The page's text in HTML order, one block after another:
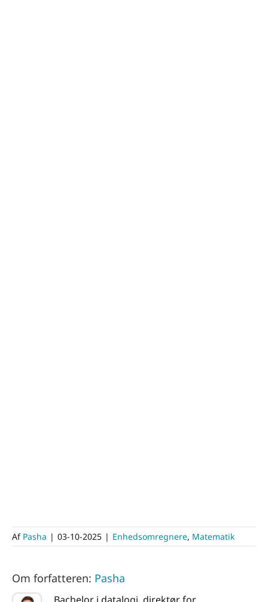
Af Pasha | 03-10-2025 | Enhedsomregnere, Matematik
Om forfatteren: Pasha